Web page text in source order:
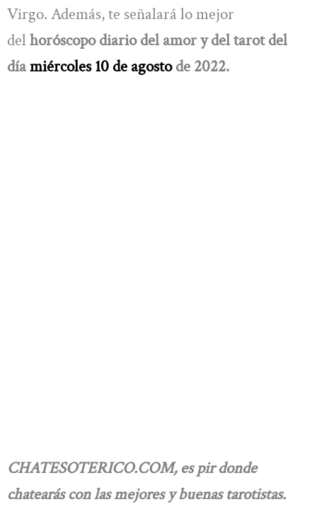
Virgo. Además, te señalará lo mejor
del horóscopo diario del amor y del tarot del
díamiércoles 10 de agosto de 2022.
CHATESOTERICO.COM, es pir donde
chatearás con las mejores y buenas tarotistas.